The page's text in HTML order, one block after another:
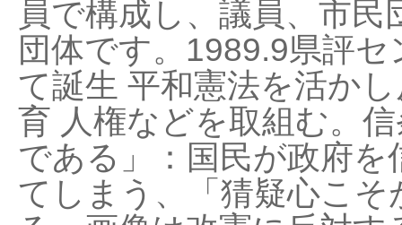
員で構成し、議員、市
団体です。1989.9県評
て誕生 平和憲法を活か
育 人権などを取組む。
である」：国民が政府
てしまう、「猜疑心こ